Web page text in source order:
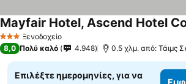
3 ΑστέριαΞενοδοχείο
Mayfair Hotel, Ascend Hotel
8,0 Πολύ καλό 4.948 0.5 χλμ. από: Τάιμς
Επιλέξτε ημερομηνίες, για να